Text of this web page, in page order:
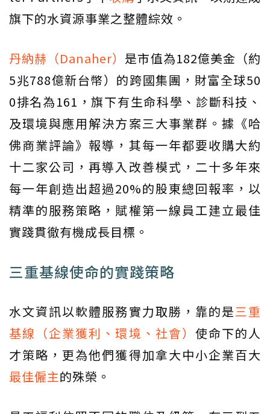
旗下的水資源事業之整體綜效。
丹納赫（Danaher） 是市值為182億美金（約
5兆788億新台幣）的跨國集團，財富全球50
0排名為161，旗下有生命科學、診斷科技、
及環境與應用解決方案三大事業群。據《哈
佛商業評論》報導，其每一年都要收購大約
十二家公司，再導入改善模式，二十多年來
每一年創造出超過20%的股東總回報率，以
精準的服務策略，賦權第一線員工建立最佳
實踐貫徹有機成長目標。
三重基線使命的實踐策略
水文資訊以軟體服務實力取勝，靠的是三重
基線（企業獲利、環境、社會） 使命下的人
才策略，更為他們獲得加拿大中小企業百大
最佳僱主的殊榮。